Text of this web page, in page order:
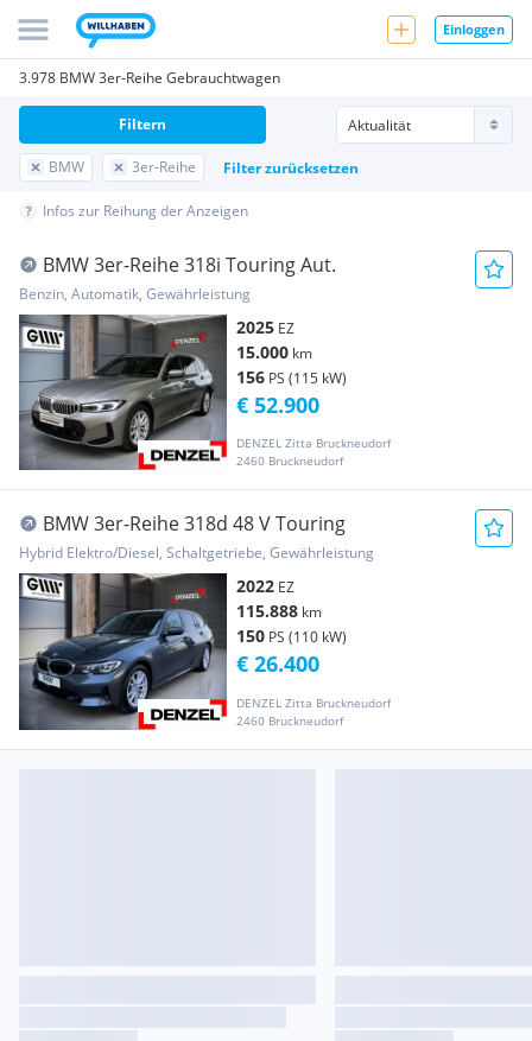
Einloggen
3.978 BMW 3er-Reihe Gebrauchtwagen
BMW 3er-Reihe Filter zurücksetzen
Filtern
Infos zur Reihung der Anzeigen
BMW 3er-Reihe 318i Touring Aut.
Benzin, Automatik, Gewährleistung
2025 EZ
15.000 km
156 PS (115 kW)
DENZEL Zitta Bruckneudorf
2460 Bruckneudorf
€ 52.900
BMW 3er-Reihe 318d 48 V Touring
Hybrid Elektro/Diesel, Schaltgetriebe, Gewährleistung
2022 EZ
115.888 km
150 PS (110 kW)
DENZEL Zitta Bruckneudorf
2460 Bruckneudorf
€ 26.400